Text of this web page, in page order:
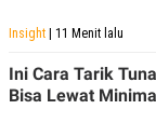
Insight | 11 Menit lalu
Ini Cara Tarik
Bisa Lewat